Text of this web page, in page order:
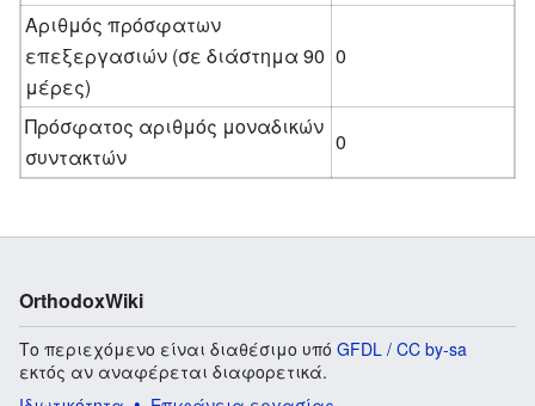
Αριθμός πρόσφατων
επεξεργασιών (σε διάστημα 90
μέρες)
0
Πρόσφατος αριθμός μοναδικών
συντακτών
0
OrthodoxWiki
Το περιεχόμενο είναι διαθέσιμο υπό GFDL / CC by-sa
εκτός αν αναφέρεται διαφορετικά.